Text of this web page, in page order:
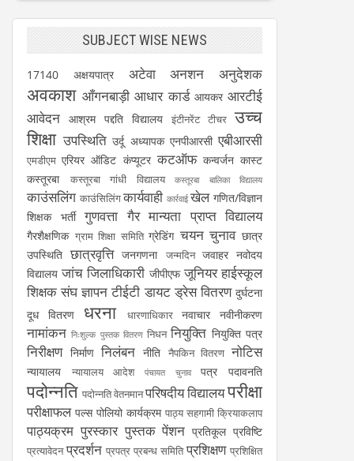
SUBJECT WISE NEWS
17140 अक्षयपात्र अटेवा अनशन अनुदेशक
अवकाश आँगनबाड़ी आधार कार्ड आयकर आरटीई
आवेदन आश्रम पद्दति विद्यालय इंटीनरेंट टीचर उच्च
शिक्षा उपस्थिति उर्दू अध्यापक एनपीआरसी एबीआरसी
एमडीएम एरियर ऑडिट कंप्यूटर कटऑफ कन्वर्जन कास्ट
कस्तूरबा
कस्तूरबा गांधी विद्यालय कस्तूरबा बालिका विद्यालय
काउंसलिंग काउंसिलिंग कार्यवाही कार्रवाई खेल गणित/विज्ञान
शिक्षक भर्ती
गुणवत्ता गैर मान्यता प्राप्त विद्यालय
गैरशैक्षणिक ग्राम शिक्षा समिति ग्रेडिंग चयन चुनाव छात्र
उपस्थिति छात्रवृत्ति जनगणना जन्मदिन जवाहर नवोदय
विद्यालय जांच जिलाधिकारी जीपीएफ जूनियर हाईस्कूल
शिक्षक संघ ज्ञापन टीईटी डायट ड्रेस वितरण दुर्घटना
दूध वितरण
धरना धारणाधिकार नवाचार नवीनीकरण
नामांकन निःशुल्क पुस्तक वितरण निधन नियुक्ति नियुक्ति पत्र
निरीक्षण निर्माण निलंबन नीति नैपकिन वितरण नोटिस
न्यायालय न्यायालय आदेश पंचायत चुनाव पत्र पदावनति
पदोन्नति पदोन्नति वेतनमानपरिषदीय विद्यालयपरीक्षा
परीक्षाफल पल्स पोलियो कार्यक्रम पाठ्य सहगामी क्रियाकलाप
पाठ्यक्रम पुरस्कार पुस्तक पेंशन प्रतिकूल प्रविष्टि
प्रत्यावेदन प्रदर्शन प्रपत्र प्रबन्ध समिति प्रशिक्षण प्रशिक्षित